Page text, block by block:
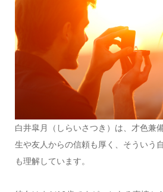
白井皐月（しらいさつき）は、才色兼
生や友人からの信頼も厚く、そういう
も理解しています。